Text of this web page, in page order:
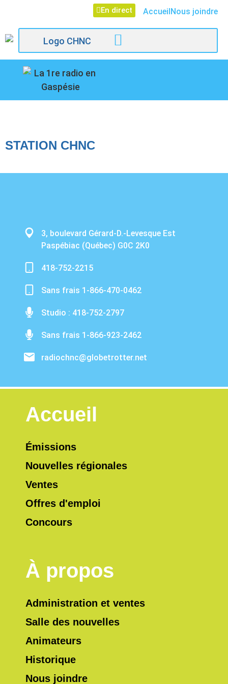
En direct AccueilNous joindre
STATION CHNC
3, boulevard Gérard-D.-Levesque Est
Paspébiac (Québec) G0C 2K0
418-752-2215
Sans frais 1-866-470-0462
Studio : 418-752-2797
Sans frais 1-866-923-2462
radiochnc@globetrotter.net
Accueil
Émissions
Nouvelles régionales
Ventes
Offres d'emploi
Concours
À propos
Administration et ventes
Salle des nouvelles
Animateurs
Historique
Nous joindre